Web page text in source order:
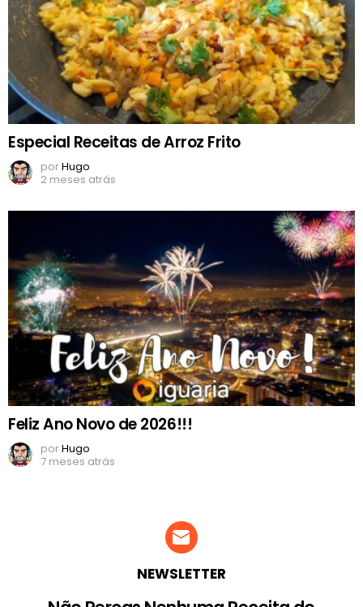
Especial Receitas de Arroz Frito
porHugo
2 meses atrás
Feliz Ano Novo de 2026!!!
porHugo
7 meses atrás
NEWSLETTER